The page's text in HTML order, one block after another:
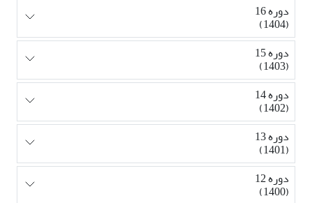
دوره 16
(1404)
دوره 15
(1403)
دوره 14
(1402)
دوره 13
(1401)
دوره 12
(1400)